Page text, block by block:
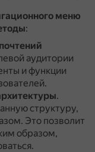
меню
:
аудитории
и функции
.
структуру,
Это позволит
образом,